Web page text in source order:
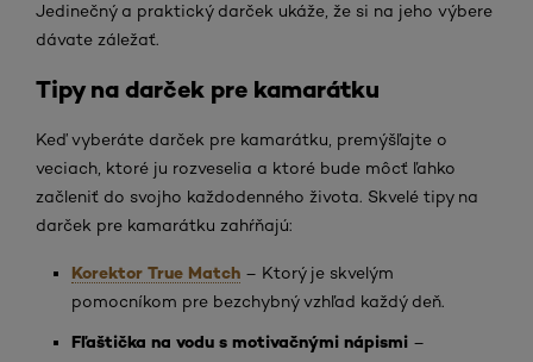
Jedinečný a praktický darček ukáže, že si na jeho výbere
dávate záležať.
Tipy na darček pre kamarátku
Keď vyberáte darček pre kamarátku, premýšľajte o
veciach, ktoré ju rozveselia a ktoré bude môcť ľahko
začleniť do svojho každodenného života. Skvelé tipy na
darček pre kamarátku zahŕňajú:
Korektor True Match – Ktorý je skvelým
pomocníkom pre bezchybný vzhľad každý deň.
Fľaštička na vodu s motivačnými nápismi –